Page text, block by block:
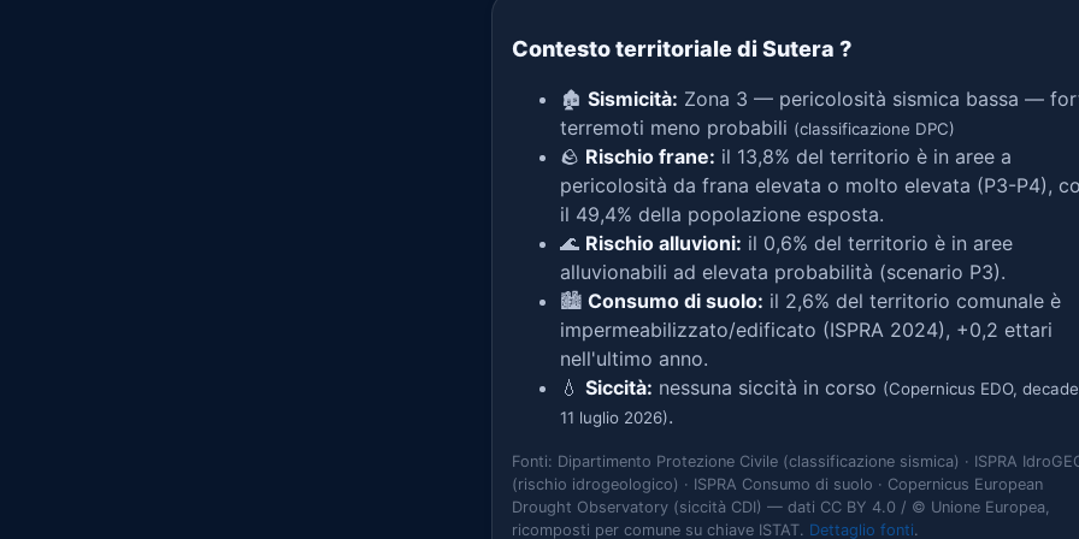
Contesto territoriale di Sutera ?
🏚️ Sismicità: Zona 3 — pericolosità sismica bassa —
terremoti meno probabili (classificazione DPC)
🪨 Rischio frane: il 13,8% del territorio è in aree a
pericolosità da frana elevata o molto elevata (P3-P4),
il 49,4% della popolazione esposta.
🌊 Rischio alluvioni: il 0,6% del territorio è in aree
alluvionabili ad elevata probabilità (scenario P3).
🏙️ Consumo di suolo: il 2,6% del territorio comunale è
impermeabilizzato/edificato (ISPRA 2024), +0,2 ettari
nell'ultimo anno.
💧 Siccità: nessuna siccità in corso (Copernicus EDO,
11 luglio 2026).
Fonti: Dipartimento Protezione Civile (classificazione sismica) · ISPRA
(rischio idrogeologico) · ISPRA Consumo di suolo · Copernicus European
Drought Observatory (siccità CDI) — dati CC BY 4.0 / © Unione Europea,
ricomposti per comune su chiave ISTAT. Dettaglio fonti.